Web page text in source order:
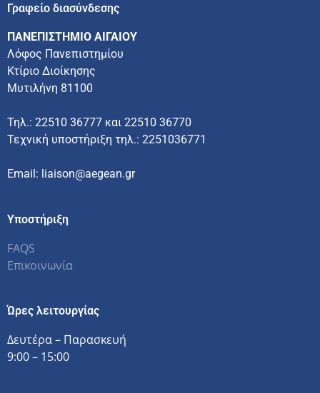
Γραφείο διασύνδεσης
ΠΑΝΕΠΙΣΤΗΜΙΟ ΑΙΓΑΙΟΥ
Λόφος Πανεπιστημίου
Κτίριο Διοίκησης
Μυτιλήνη 81100
Τηλ.: 22510 36777 και 22510 36770
Τεχνική υποστήριξη τηλ.: 2251036771
Email: liaison@aegean.gr
Υποστήριξη
FAQS
Επικοινωνία
Ώρες λειτουργίας
Δευτέρα – Παρασκευή
9:00 – 15:00